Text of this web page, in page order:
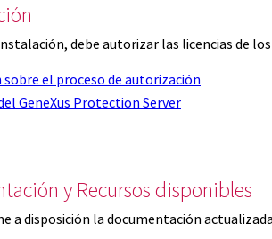
debe autorizar las licencias de
el proceso de autorización
GeneXus Protection Server
y Recursos disponibles
a disposición la documentación